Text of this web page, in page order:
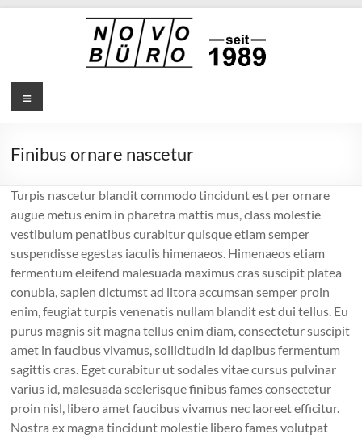
Novotrade
GmbH
–
Bürostühle
–
Büromaterial
Menü
Finibus ornare nascetur
Turpis nascetur blandit commodo tincidunt est per ornare
augue metus enim in pharetra mattis mus, class molestie
vestibulum penatibus curabitur quisque etiam semper
suspendisse egestas iaculis himenaeos. Himenaeos etiam
fermentum eleifend malesuada maximus cras suscipit platea
conubia, sapien dictumst ad litora accumsan semper proin
enim, feugiat turpis venenatis nullam blandit est dui tellus. Eu
purus magnis sit magna tellus enim diam, consectetur suscipit
amet in faucibus vivamus, sollicitudin id dapibus fermentum
sagittis cras. Eget curabitur ut sodales vitae cursus pulvinar
varius id, malesuada scelerisque finibus fames consectetur
proin nisl, libero amet faucibus vivamus nec laoreet efficitur.
Nostra ex magna tincidunt molestie libero fames volutpat